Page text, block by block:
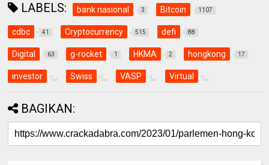
LABELS: bank nasional 3 Bitcoin 1107
cdbc 41 Cryptocurrency 515 defi 88
Digital 63 g-rocket 1 HKMA 2 hongkong 17
investor Swiss VASP Virtual
BAGIKAN: